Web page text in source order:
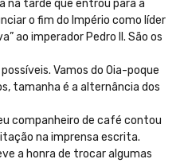
na tarde que entrou para a
o fim do Império como líder
ao imperador Pedro II. São os
Vamos do Oia-poque
tamanha é a alternância dos
companheiro de café contou
na imprensa escrita.
a honra de trocar algumas